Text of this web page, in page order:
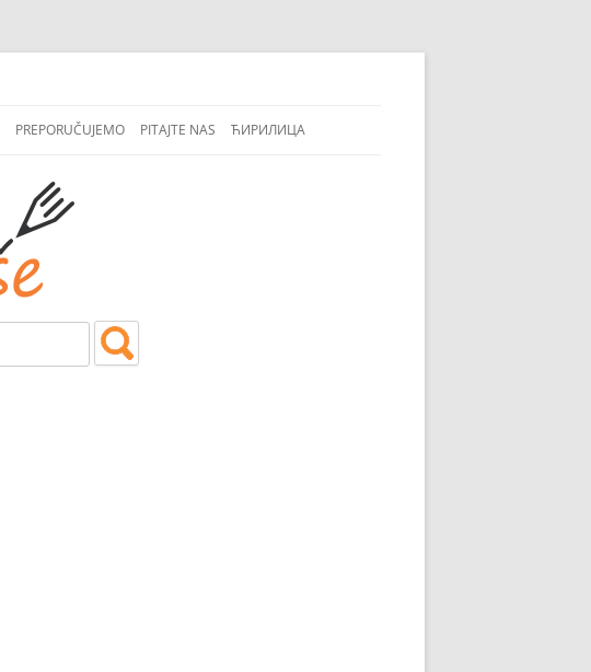
PREPORUČUJEMO PITAJTE NAS ЋИРИЛИЦА